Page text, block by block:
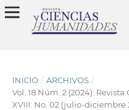
INICIO / ARCHIVOS /
Vol. 18 Núm. 2 (2024):
XVIII: No. 02 (julio-diciembre